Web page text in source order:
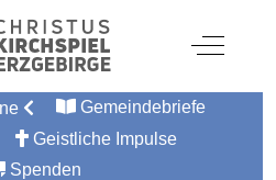
Off-
Gemeindebriefe
Geistliche Impulse
Spenden